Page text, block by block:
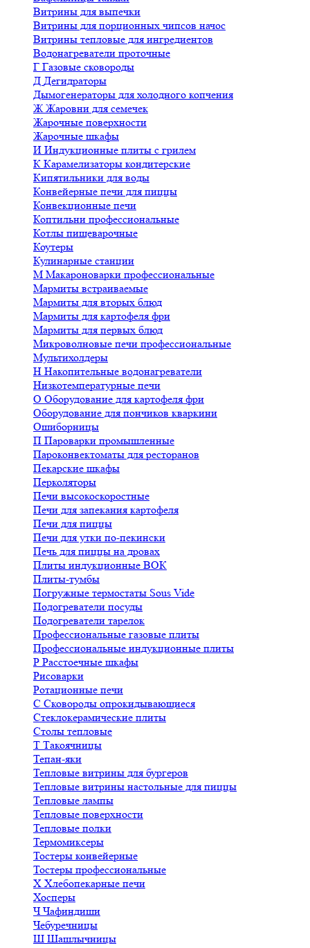
Витрины для выпечки
Витрины для порционных чипсов начос
Витрины тепловые для ингредиентов
Водонагреватели проточные
Г Газовые сковороды
Д Дегидраторы
Дымогенераторы для холодного копчения
ЖЖаровни для семечек
Жарочные поверхности
Жарочные шкафы
И Индукционные плиты с грилем
К Карамелизаторы кондитерские
Кипятильники для воды
Конвейерные печи для пиццы
Конвекционные печи
Коптильни профессиональные
Котлы пищеварочные
Коутеры
Кулинарные станции
М Макароноварки профессиональные
Мармиты встраиваемые
Мармиты для вторых блюд
Мармиты для картофеля фри
Мармиты для первых блюд
Микроволновые печи профессиональные
Мультихолдеры
Н Накопительные водонагреватели
Низкотемпературные печи
О Оборудование для картофеля фри
Оборудование для пончиков кваркини
Ошиборницы
П Пароварки промышленные
Пароконвектоматы для ресторанов
Пекарские шкафы
Перколяторы
Печи высокоскоростные
Печи для запекания картофеля
Печи для пиццы
Печи для утки по-пекински
Печь для пиццы на дровах
Плиты индукционные ВОК
Плиты-тумбы
Погружные термостаты Sous Vide
Подогреватели посуды
Подогреватели тарелок
Профессиональные газовые плиты
Профессиональные индукционные плиты
Р Расстоечные шкафы
Рисоварки
Ротационные печи
С Сковороды опрокидывающиеся
Стеклокерамические плиты
Столы тепловые
Т Такоячницы
Тепан-яки
Тепловые витрины для бургеров
Тепловые витрины настольные для пиццы
Тепловые лампы
Тепловые поверхности
Тепловые полки
Термомиксеры
Тостеры конвейерные
Тостеры профессиональные
Х Хлебопекарные печи
Хосперы
ЧЧафиндиши
Чебуречницы
Ш Шашлычницы